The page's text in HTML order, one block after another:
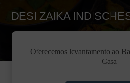
DESI ZAIKA
Oferecemos levantamento ao
Casa